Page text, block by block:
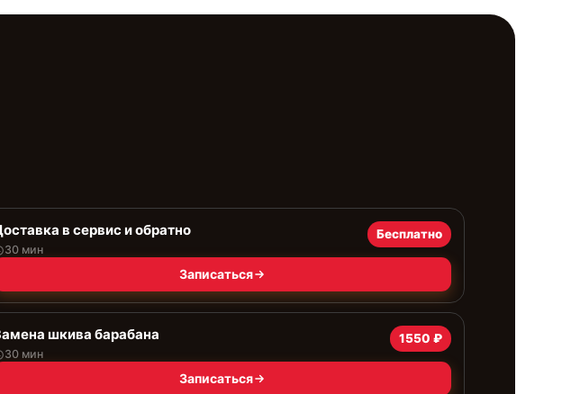
в сервис и обратно
30 мин
Бесплатно
Записаться
шкива барабана
30 мин
1550 ₽
Записаться